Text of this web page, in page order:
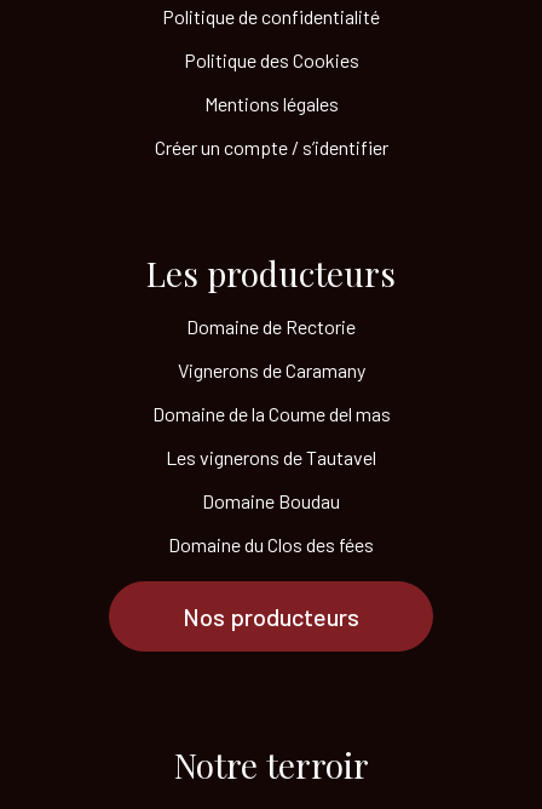
Politique de confidentialité
Politique des Cookies
Mentions légales
Créer un compte / s’identifier
Les producteurs​
Domaine de Rectorie
Vignerons de Caramany
Domaine de la Coume del mas
Les vignerons de Tautavel
Domaine Boudau
Domaine du Clos des fées
Nos producteurs
Notre terroir​